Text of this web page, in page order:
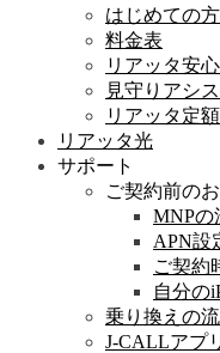
はじめての
料金表
リアッタ安
見守りアシ
リアッタ定
リアッタ光
サポート
ご契約前の
MNPの
APN設
ご契約
自分の
乗り換えの
J-CALLアプ